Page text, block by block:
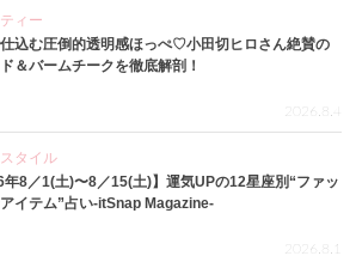
ィー
込む圧倒的透明感ほっぺ♡小田切ヒロさん絶賛の
＆バームチークを徹底解剖！
2026.8.4
タイル
年8／1(土)〜8／15(土)】運気UPの12星座別“ファッ
イテム”占い-itSnap Magazine-
2026.8.1